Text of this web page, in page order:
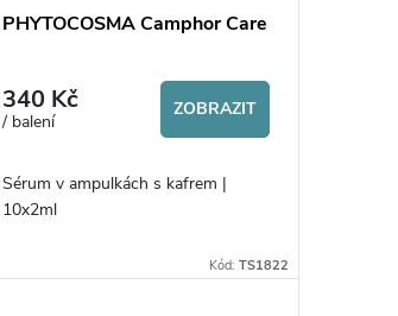
PHYTOCOSMA Camphor Care
340 Kč
/ balení
ZOBRAZIT
Sérum v ampulkách s kafrem |
10x2ml
Kód: TS1822